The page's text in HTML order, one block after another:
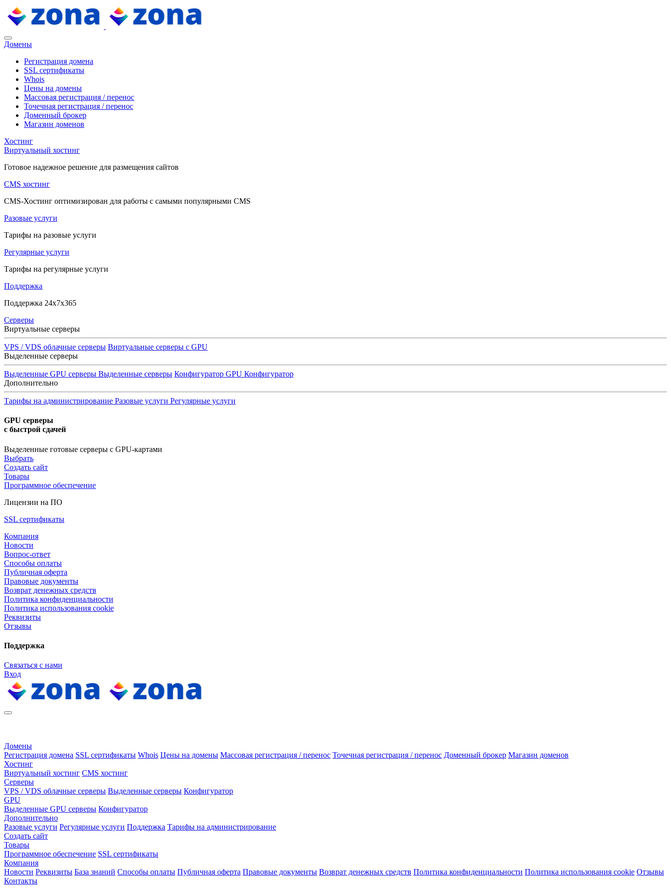
Домены
Регистрация домена
SSL сертификаты
Whois
Цены на домены
Массовая регистрация / перенос
Точечная регистрация / перенос
Доменный брокер
Магазин доменов
Хостинг
Виртуальный хостинг
Готовое надежное решение для размещения сайтов
CMS хостинг
CMS-Хостинг оптимизирован для работы с самыми популярными CMS
Разовые услуги
Тарифы на разовые услуги
Регулярные услуги
Тарифы на регулярные услуги
Поддержка
Поддержка 24x7x365
Серверы
Виртуальные серверы
VPS / VDS облачные серверы Виртуальные серверы с GPU
Выделенные серверы
Выделенные GPU серверы Выделенные серверы Конфигуратор GPU Конфигуратор
Дополнительно
Тарифы на администрирование Разовые услуги Регулярные услуги
GPU серверы
с быстрой сдачей
Выделенные готовые серверы с GPU-картами
Выбрать
Создать сайт
Товары
Программное обеспечение
Лицензии на ПО
SSL сертификаты
Компания
Новости
Вопрос-ответ
Способы оплаты
Публичная оферта
Правовые документы
Возврат денежных средств
Политика конфиденциальности
Политика использования cookie
Реквизиты
Отзывы
Поддержка
Связаться с нами
Вход
Домены
Регистрация домена SSL сертификаты Whois Цены на домены Массовая регистрация / перенос Точечная регистрация / перенос Доменный брокер Магазин доменов
Хостинг
Виртуальный хостинг CMS хостинг
Серверы
VPS / VDS облачные серверы Выделенные серверы Конфигуратор
GPU
Выделенные GPU серверы Конфигуратор
Дополнительно
Разовые услуги Регулярные услуги Поддержка Тарифы на администрирование
Создать сайт
Товары
Программное обеспечение SSL сертификаты
Компания
Новости Реквизиты База знаний Способы оплаты Публичная оферта Правовые документы Возврат денежных средств Политика конфиденциальности Политика использования cookie Отзывы
Контакты